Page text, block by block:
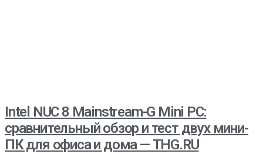
Intel NUC 8 Mainstream-G Mini PC:
сравнительный обзор и тест двух мини-
ПК для офиса и дома — THG.RU